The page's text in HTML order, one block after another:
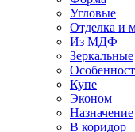
Угловые
Отделка и
Из МДФ
Зеркальные
Купе
Эконом
Назначение
В коридор